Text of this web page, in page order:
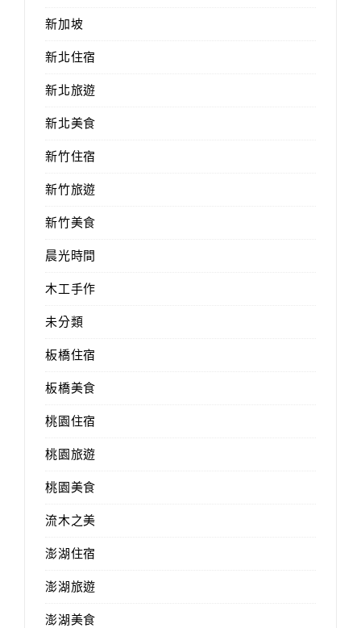
新加坡
新北住宿
新北旅遊
新北美食
新竹住宿
新竹旅遊
新竹美食
晨光時間
木工手作
未分類
板橋住宿
板橋美食
桃園住宿
桃園旅遊
桃園美食
流木之美
澎湖住宿
澎湖旅遊
澎湖美食